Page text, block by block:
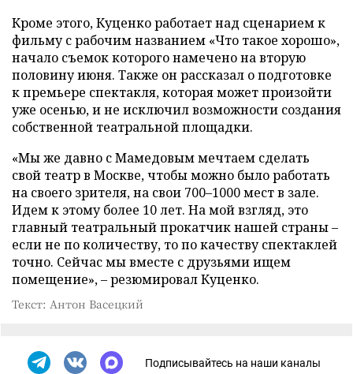
Кроме этого, Куценко работает над сценарием к
фильму с рабочим названием «Что такое хорошо»,
начало съемок которого намечено на вторую
половину июня. Также он рассказал о подготовке
к премьере спектакля, которая может произойти
уже осенью, и не исключил возможности создания
собственной театральной площадки.
«Мы же давно с Мамедовым мечтаем сделать
свой театр в Москве, чтобы можно было работать
на своего зрителя, на свои 700–1000 мест в зале.
Идем к этому более 10 лет. На мой взгляд, это
главный театральный прокатчик нашей страны –
если не по количеству, то по качеству спектаклей
точно. Сейчас мы вместе с друзьями ищем
помещение», – резюмировал Куценко.
Текст: Антон Васецкий
Подписывайтесь на наши каналы